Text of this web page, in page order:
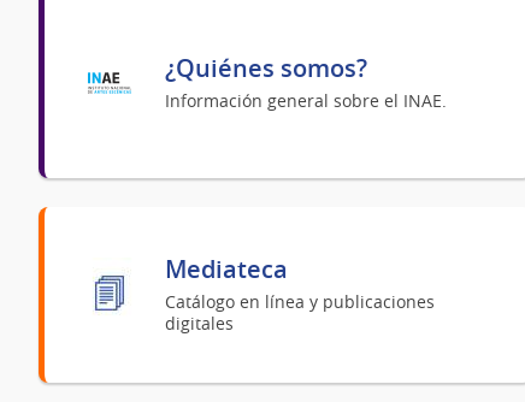
¿Quiénes somos?
Información general sobre el INAE.
Mediateca
Catálogo en línea y publicaciones
digitales